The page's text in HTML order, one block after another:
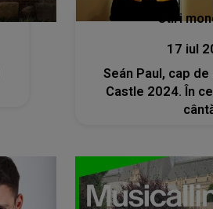
Stiri
17 iul
Seán Paul, cap
Castle 2024. În